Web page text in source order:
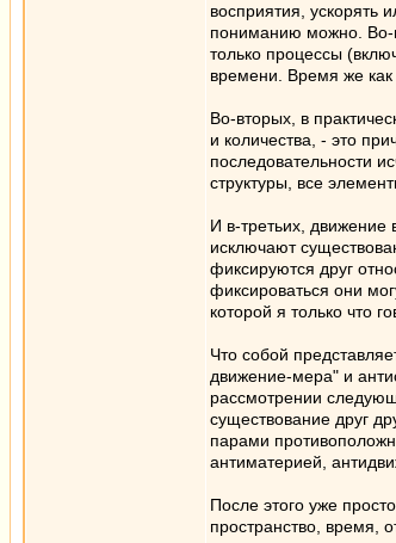
восприятия, ускорять
пониманию можно. Во-
только процессы
времени. Время же как
Во-вторых, в
и количества, - это
последовательности
структуры, все
И в-третьих, движение
исключают
фиксируются друг
фиксироваться они
которой я только что
Что собой
движение-мера" и
рассмотрении
существование друг
парами
антиматерией,
После этого уже
пространство, время,